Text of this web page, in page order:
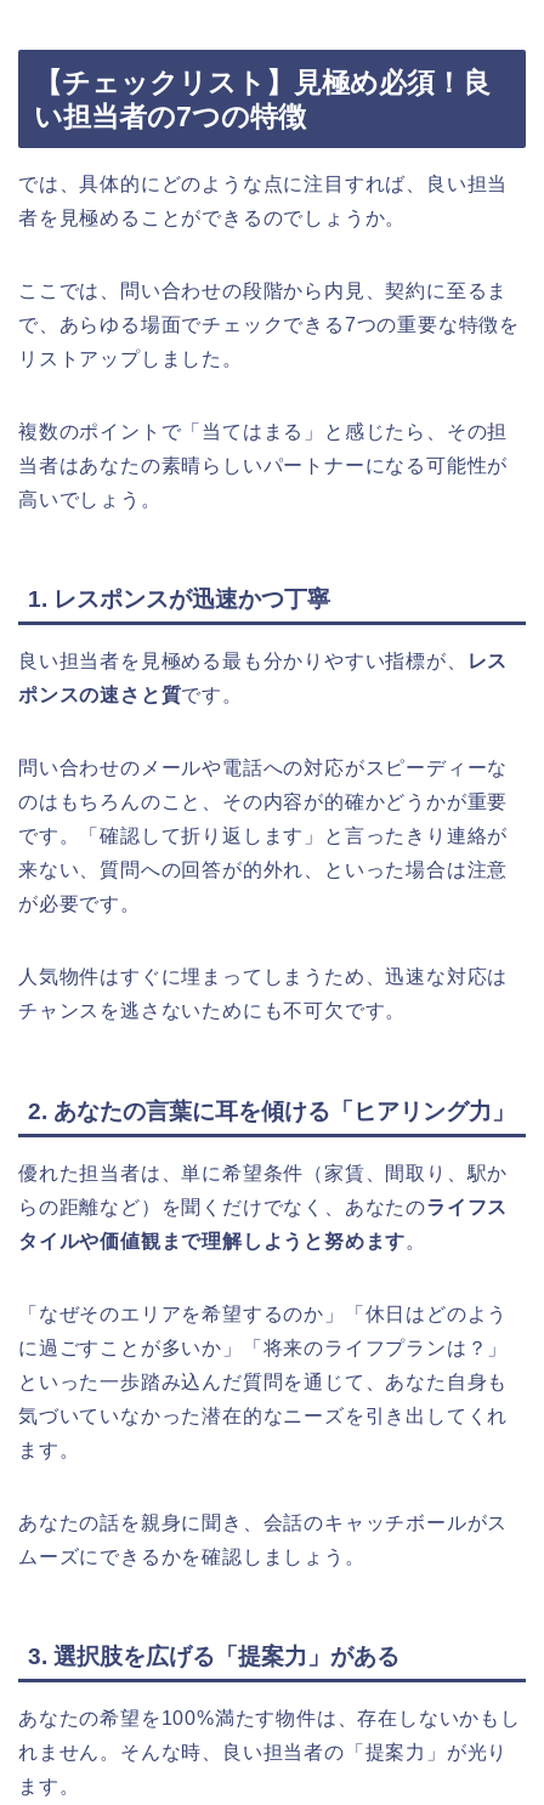
【チェックリスト】見極め必須！良
い担当者の7つの特徴
では、具体的にどのような点に注目すれば、良い担当
者を見極めることができるのでしょうか。
ここでは、問い合わせの段階から内見、契約に至るま
で、あらゆる場面でチェックできる7つの重要な特徴を
リストアップしました。
複数のポイントで「当てはまる」と感じたら、その担
当者はあなたの素晴らしいパートナーになる可能性が
高いでしょう。
1. レスポンスが迅速かつ丁寧
良い担当者を見極める最も分かりやすい指標が、
レス
ポンスの速さと質です。
問い合わせのメールや電話への対応がスピーディーな
のはもちろんのこと、その内容が的確かどうかが重要
です。「確認して折り返します」と言ったきり連絡が
来ない、質問への回答が的外れ、といった場合は注意
が必要です。
人気物件はすぐに埋まってしまうため、迅速な対応は
チャンスを逃さないためにも不可欠です。
2. あなたの言葉に耳を傾ける「ヒアリング力」
優れた担当者は、単に希望条件（家賃、間取り、駅か
らの距離など）を聞くだけでなく、あなたのライフス
タイルや価値観まで理解しようと努めます。
「なぜそのエリアを希望するのか」「休日はどのよう
に過ごすことが多いか」「将来のライフプランは？」
といった一歩踏み込んだ質問を通じて、あなた自身も
気づいていなかった潜在的なニーズを引き出してくれ
ます。
あなたの話を親身に聞き、会話のキャッチボールがス
ムーズにできるかを確認しましょう。
3. 選択肢を広げる「提案力」がある
あなたの希望を100%満たす物件は、存在しないかもし
れません。そんな時、良い担当者の「提案力」が光り
ます。